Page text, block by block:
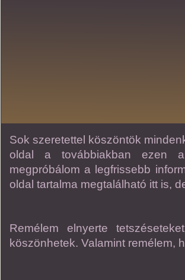
Sok szeretettel köszöntök
oldal a továbbiakban ezen
megpróbálom a legfrissebb
oldal tartalma megtalálható itt is,
Remélem elnyerte
köszönhetek. Valamint remélem,